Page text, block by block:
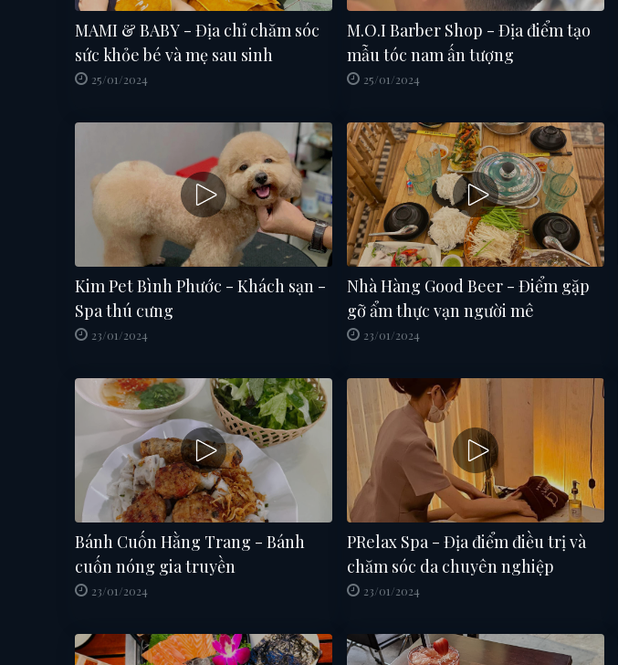
MAMI & BABY - Địa chỉ chăm sóc
sức khỏe bé và mẹ sau sinh
25/01/2024
M.O.I Barber Shop - Địa điểm tạo
mẫu tóc nam ấn tượng
25/01/2024
Kim Pet Bình Phước - Khách sạn -
Spa thú cưng
23/01/2024
Nhà Hàng Good Beer - Điểm gặp
gỡ ẩm thực vạn người mê
23/01/2024
Bánh Cuốn Hằng Trang - Bánh
cuốn nóng gia truyền
23/01/2024
PRelax Spa - Địa điểm điều trị và
chăm sóc da chuyên nghiệp
23/01/2024